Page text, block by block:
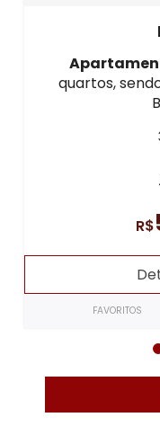
quartos,
R$
FAVORITOS